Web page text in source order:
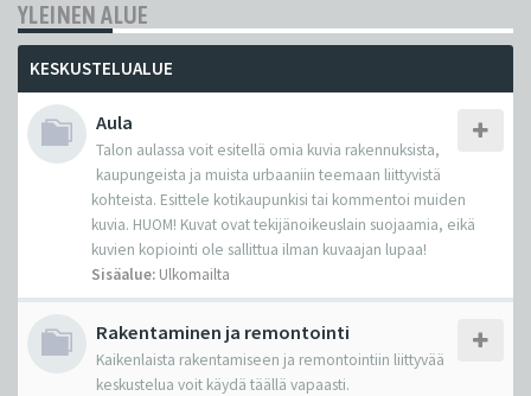
YLEINEN ALUE
KESKUSTELUALUE
Aula
Talon aulassa voit esitellä omia kuvia rakennuksista,
kaupungeista ja muista urbaaniin teemaan liittyvistä
kohteista. Esittele kotikaupunkisi tai kommentoi muiden
kuvia. HUOM! Kuvat ovat tekijänoikeuslain suojaamia, eikä
kuvien kopiointi ole sallittua ilman kuvaajan lupaa!
Sisäalue: Ulkomailta
Rakentaminen ja remontointi
Kaikenlaista rakentamiseen ja remontointiin liittyvää
keskustelua voit käydä täällä vapaasti.